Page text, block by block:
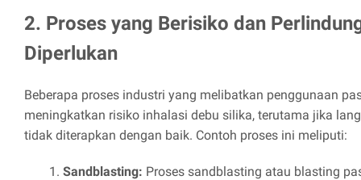
2. Proses yang Berisiko dan
Diperlukan
Beberapa proses industri yang melibatkan penggunaan
meningkatkan risiko inhalasi debu silika, terutama jika
tidak diterapkan dengan baik. Contoh proses ini meliputi:
Sandblasting: Proses sandblasting atau blasting